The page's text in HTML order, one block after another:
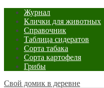
Журнал
Клички для животных
Справочник
Таблица сидератов
Сорта табака
Сорта картофеля
Грибы
Свой домик в деревне